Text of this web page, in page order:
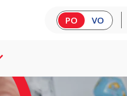
PO VO